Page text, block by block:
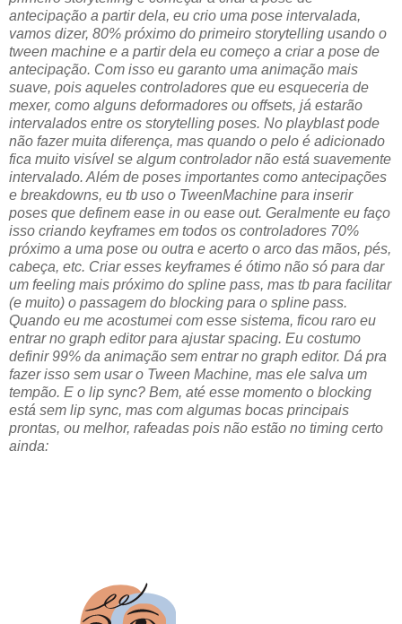
antecipação a partir dela, eu crio uma pose intervalada,
vamos dizer, 80% próximo do primeiro storytelling usando o
tween machine e a partir dela eu começo a criar a pose de
antecipação. Com isso eu garanto uma animação mais
suave, pois aqueles controladores que eu esqueceria de
mexer, como alguns deformadores ou offsets, já estarão
intervalados entre os storytelling poses. No playblast pode
não fazer muita diferença, mas quando o pelo é adicionado
fica muito visível se algum controlador não está suavemente
intervalado. Além de poses importantes como antecipações
e breakdowns, eu tb uso o TweenMachine para inserir
poses que definem ease in ou ease out. Geralmente eu faço
isso criando keyframes em todos os controladores 70%
próximo a uma pose ou outra e acerto o arco das mãos, pés,
cabeça, etc. Criar esses keyframes é ótimo não só para dar
um feeling mais próximo do spline pass, mas tb para facilitar
(e muito) o passagem do blocking para o spline pass.
Quando eu me acostumei com esse sistema, ficou raro eu
entrar no graph editor para ajustar spacing. Eu costumo
definir 99% da animação sem entrar no graph editor. Dá pra
fazer isso sem usar o Tween Machine, mas ele salva um
tempão. E o lip sync? Bem, até esse momento o blocking
está sem lip sync, mas com algumas bocas principais
prontas, ou melhor, rafeadas pois não estão no timing certo
ainda: